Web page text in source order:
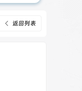
返回列表